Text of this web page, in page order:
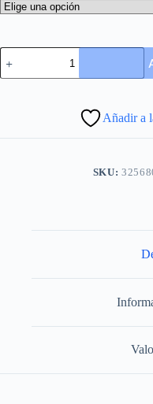
Colgante
de
12
Añadir a
SKU: